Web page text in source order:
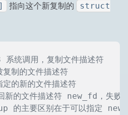
指向这个新复制的
struct
统调用，复制文件描述符
复制的文件描述符
定的新的文件描述符
新的文件描述符 new_fd，失败
的主要区别在于可以指定